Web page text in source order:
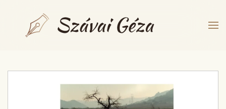
Fő tartalom átugrása